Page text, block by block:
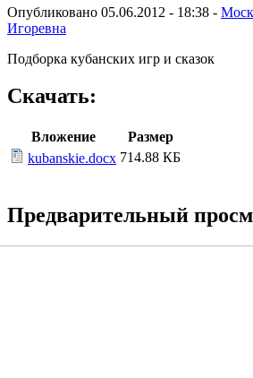
Опубликовано 05.06.2012 - 18:38 -
Игоревна
Подборка кубанских игр и сказок
Скачать:
Вложение
Размер
kubanskie.docx 714.88 КБ
Предварительный